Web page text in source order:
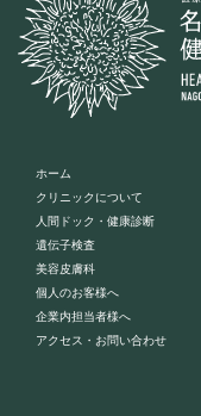
ホーム
クリニックについて
人間ドック・健康診断
遺伝子検査
美容皮膚科
個人のお客様へ
企業内担当者様へ
アクセス・お問い合わせ